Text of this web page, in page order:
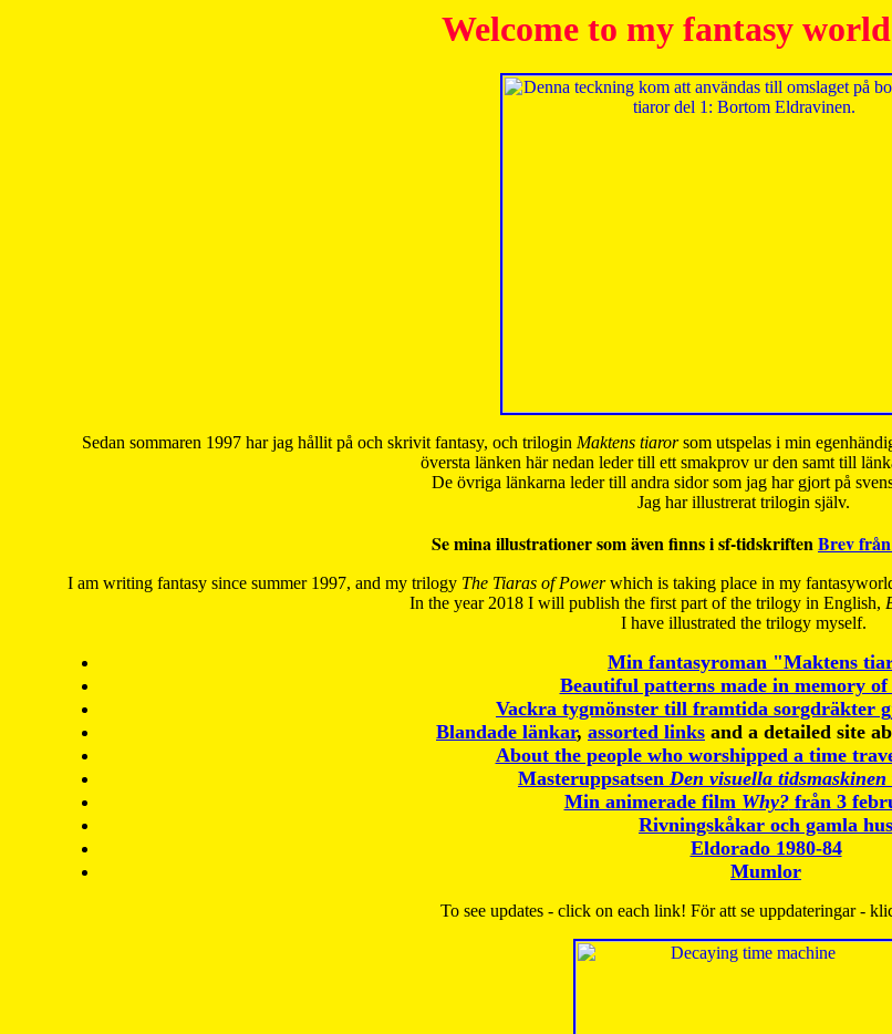
Welcome to my fantasy
Sedan sommaren 1997 har jag hållit på och skrivit fantasy, och trilogin Maktens tiarorsom utspelas i min
översta länken här nedan leder till ett smakprov ur den samt till
De övriga länkarna leder till andra sidor som jag har gjort på
Jag har illustrerat trilogin själv.
Se mina illustrationer som även finns i sf-tidskriftenBrev
I am writing fantasy since summer 1997, and my trilogy The Tiaras of Powerwhich is taking place in my
In the year 2018 I will publish the first part of the trilogy in English,
I have illustrated the trilogy myself.
Min fantasyroman "Maktens
Beautiful patterns made in memory
Vackra tygmönster till framtida sorgdräkter
Blandade länkar, assorted links and a detailed site
About the people who worshipped a time
Masteruppsatsen Den visuella tidsmaskinen
Min animerade film Why?från 3
Rivningskåkar och gamla hus
Eldorado 1980-84
Mumlor
To see updates - click on each link! För att se uppdateringar -